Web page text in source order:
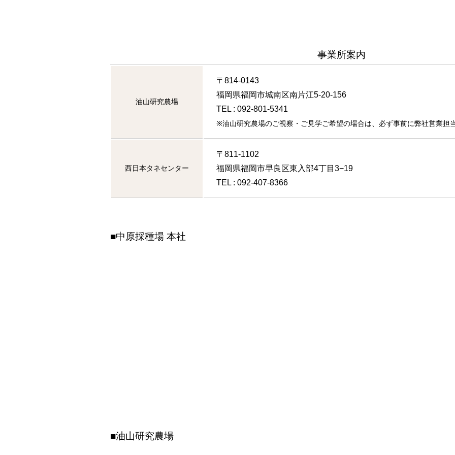
事業所案内
油山研究農場
〒814-0143
福岡県福岡市城南区南片江5-20-156
TEL : 092-801-5341
※油山研究農場のご視察・ご見学ご希望の場合は、必ず事前に弊社営業担
西日本タネセンター
〒811-1102
福岡県福岡市早良区東入部4丁目3−19
TEL : 092-407-8366
■中原採種場 本社
■油山研究農場